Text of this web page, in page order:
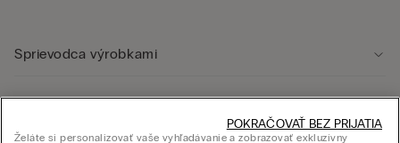
Sprievodca výrobkami
Želáte si personalizovať vaše vyhľadávanie a zobrazovať exkluzívny
POKRAČOVAŤ BEZ PRIJATIA